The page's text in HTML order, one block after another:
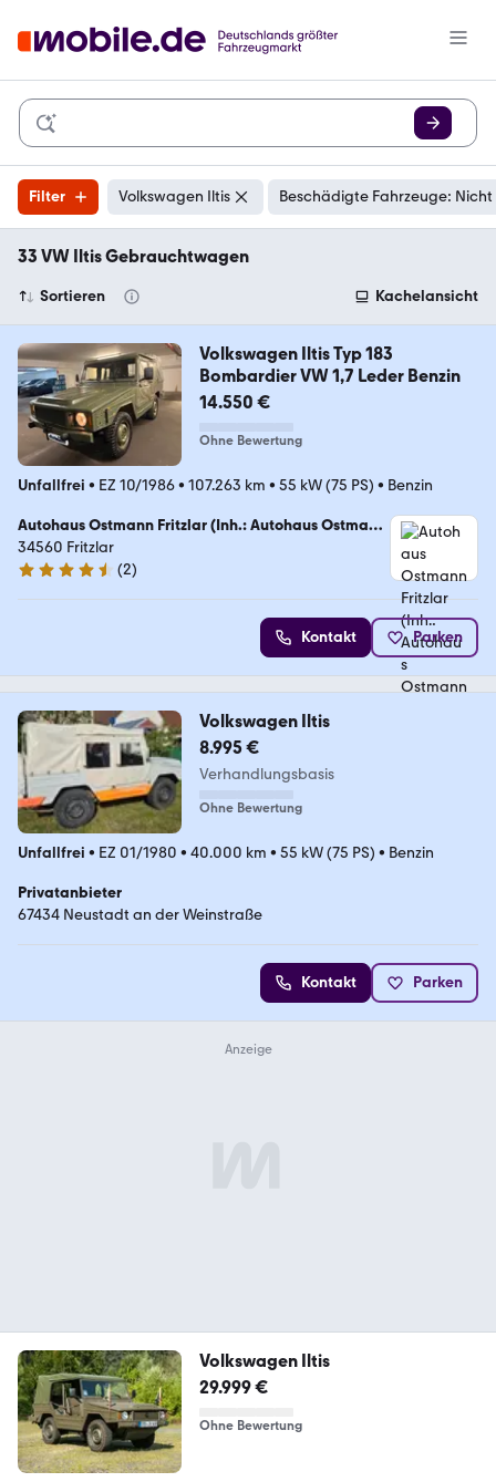
Filter Volkswagen Iltis Beschädigte Fahrzeuge:
33 VW Iltis Gebrauchtwagen
Sortieren Kachelansicht
Volkswagen Iltis Typ 183
Bombardier VW 1,7 Leder Benzin
14.550 €
Ohne Bewertung
Unfallfrei • EZ 10/1986• 107.263 km • 55 kW (75 PS) • Benzin
Autohaus Ostmann Fritzlar (Inh.: Autohaus Ostmann
GmbH & Co. KG)
34560 Fritzlar
4.5 Sterne
(2)
Kontakt Parken
Volkswagen Iltis
8.995 €
Verhandlungsbasis
Ohne Bewertung
Unfallfrei • EZ 01/1980 • 40.000 km • 55 kW (75 PS) • Benzin
Privatanbieter
67434 Neustadt an der Weinstraße
Kontakt Parken
Volkswagen Iltis
29.999 €
Ohne Bewertung